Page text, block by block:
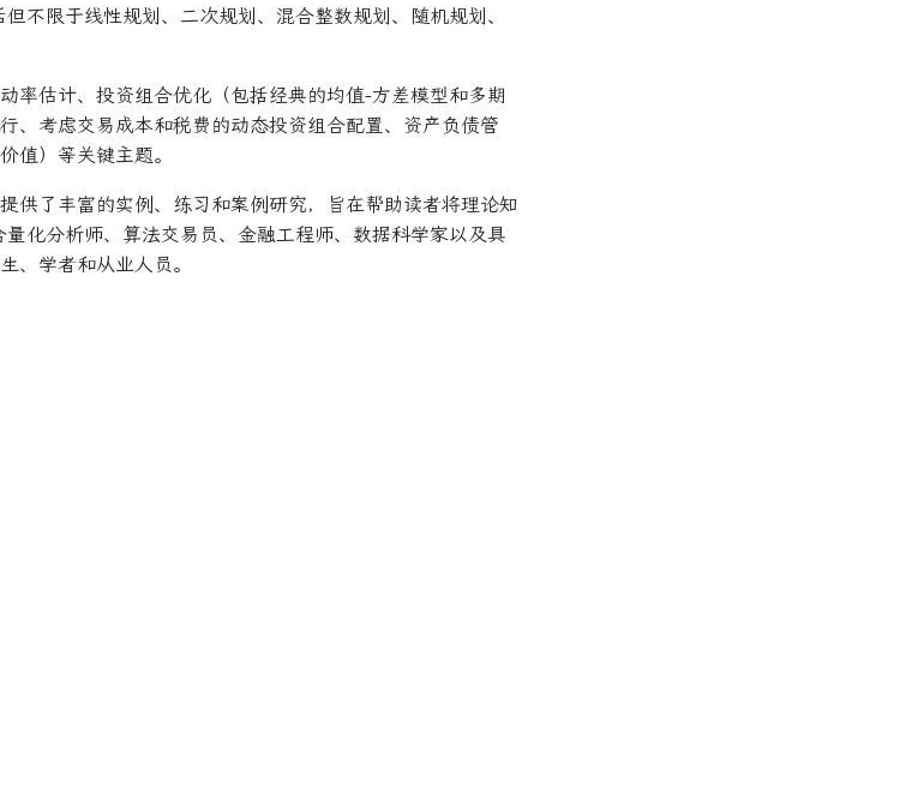
不限于线性规划、二次规划、混合整数规划、随机规划、
率估计、投资组合优化（包括经典的均值-方差模型和多期
、考虑交易成本和税费的动态投资组合配置、资产负债管
值）等关键主题。
供了丰富的实例、练习和案例研究，旨在帮助读者将理论知
化分析师、算法交易员、金融工程师、数据科学家以及具
、学者和从业人员。